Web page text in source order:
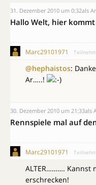
31. Dezember 2010 um 0:32als
Hallo Welt, hier
Marc29101971
@hephaistos:
Ar…..!
30. Dezember 2010 um 21:33als
Rennspiele mal auf
Marc29101971
ALTER………. Kannst
erschrecken!